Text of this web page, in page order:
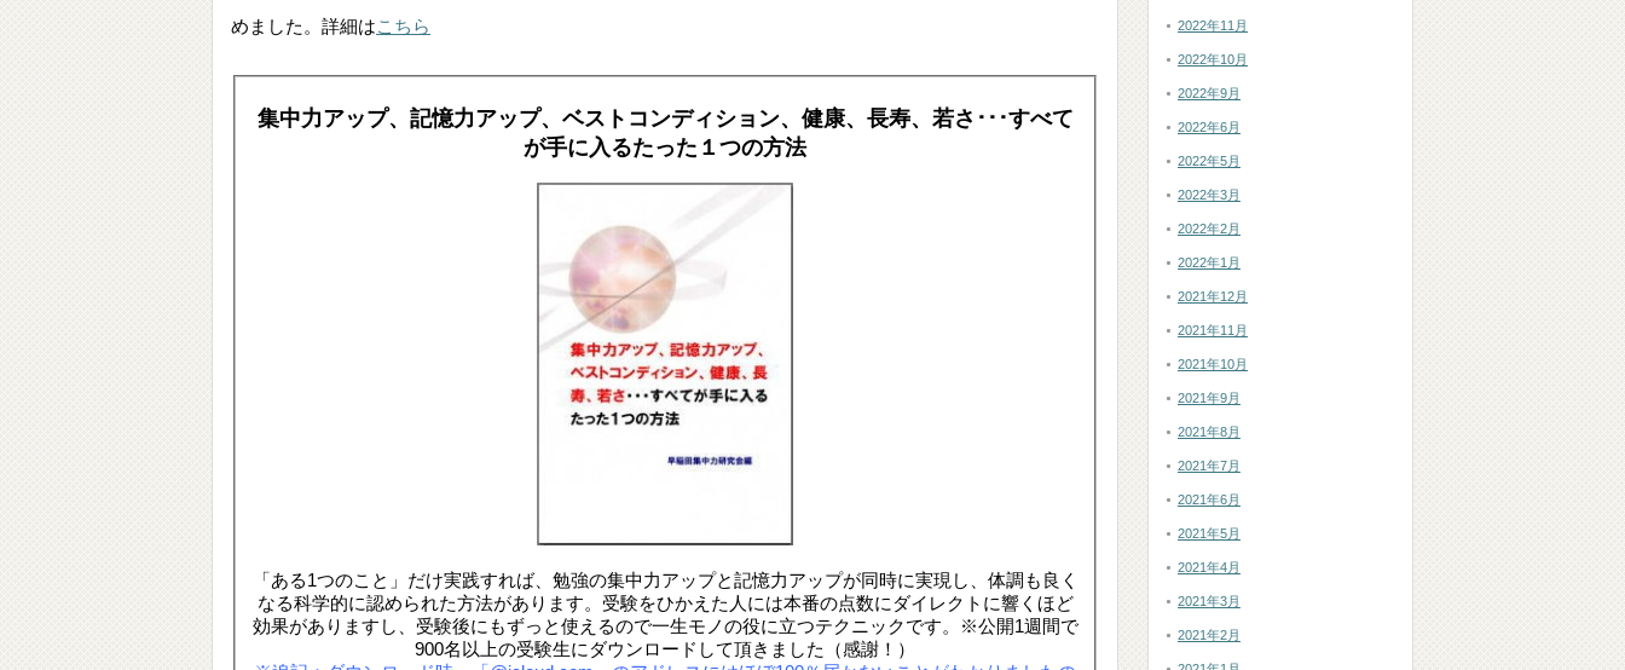
めました。詳細はこちら
集中力アップ、記憶力アップ、ベストコンディション、健康、長寿、若さ･･･すべて
が手に入るたった１つの方法
「ある1つのこと」だけ実践すれば、勉強の集中力アップと記憶力アップが同時に実現し、体調も良く
なる科学的に認められた方法があります。受験をひかえた人には本番の点数にダイレクトに響くほど
効果がありますし、受験後にもずっと使えるので一生モノの役に立つテクニックです。※公開1週間で
900名以上の受験生にダウンロードして頂きました（感謝！）
2022年11月
2022年10月
2022年9月
2022年6月
2022年5月
2022年3月
2022年2月
2022年1月
2021年12月
2021年11月
2021年10月
2021年9月
2021年8月
2021年7月
2021年6月
2021年5月
2021年4月
2021年3月
2021年2月